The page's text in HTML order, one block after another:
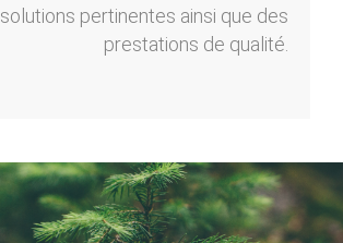
solutions pertinentes ainsi que des
prestations de qualité.